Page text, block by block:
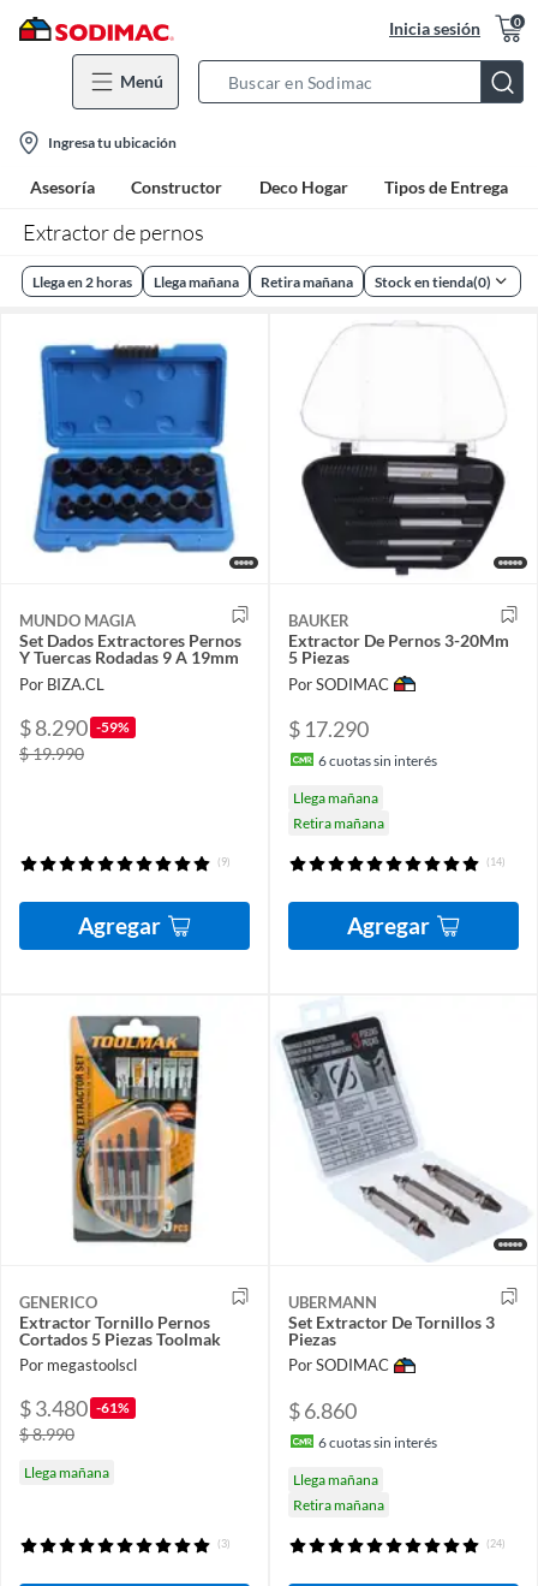
Inicia sesión 0
Menú
Bar
location-
icon
Ingresa tu ubicación
Asesoría Constructor Deco Hogar Tipos de Entrega
Extractor de pernos
Llega en 2 horas Llega mañana Retira mañana Stock en tienda(0)
MUNDO MAGIA
Set Dados Extractores Pernos
Y Tuercas Rodadas 9 A 19mm
Por BIZA.CL
$ 8.290 -59%
$ 19.990
(9)
Agregar
BAUKER
Extractor De Pernos 3-20Mm
5 Piezas
Por SODIMAC
$ 17.290
6cuotas sin interés
Llega mañana
Retira mañana
(14)
Agregar
GENERICO
Extractor Tornillo Pernos
Cortados 5 Piezas Toolmak
Por megastoolscl
$ 3.480 -61%
$ 8.990
Llega mañana
(3)
UBERMANN
Set Extractor De Tornillos 3
Piezas
Por SODIMAC
$ 6.860
6cuotas sin interés
Llega mañana
Retira mañana
(24)